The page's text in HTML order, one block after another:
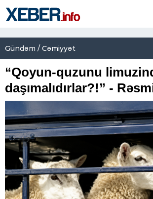
Gündəm / Cəmiyyət
“Qoyun-quzunu
daşımalıdırlar?!” -